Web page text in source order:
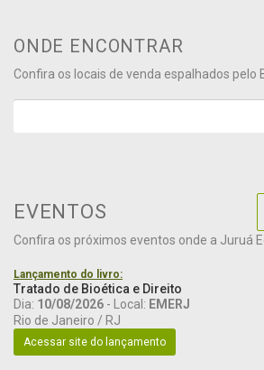
ONDE ENCONTRAR
Confira os locais de venda espalhados pelo
EVENTOS
Confira os próximos eventos onde a Juruá
Lançamento do livro:
Tratado de Bioética e Direito
Dia: 10/08/2026 - Local: EMERJ
Rio de Janeiro / RJ
Acessar site do lançamento